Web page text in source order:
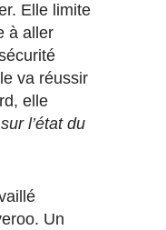
Elle limite
à aller
va réussir
elle
l’état du
Un